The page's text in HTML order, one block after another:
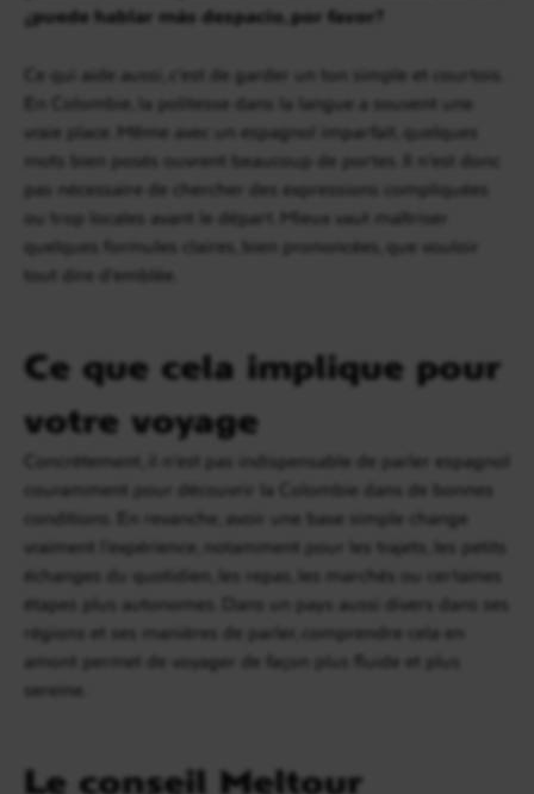
¿puede hablar más despacio, por favor?
Ce qui aide aussi, c’est de garder un ton simple et courtois.
En Colombie, la politesse dans la langue a souvent une
vraie place. Même avec un espagnol imparfait, quelques
mots bien posés ouvrent beaucoup de portes. Il n’est donc
pas nécessaire de chercher des expressions compliquées
ou trop locales avant le départ. Mieux vaut maîtriser
quelques formules claires, bien prononcées, que vouloir
tout dire d’emblée.
Ce que cela implique pour
votre voyage
Concrètement, il n’est pas indispensable de parler espagnol
couramment pour découvrir la Colombie dans de bonnes
conditions. En revanche, avoir une base simple change
vraiment l’expérience, notamment pour les trajets, les petits
échanges du quotidien, les repas, les marchés ou certaines
étapes plus autonomes. Dans un pays aussi divers dans ses
régions et ses manières de parler, comprendre cela en
amont permet de voyager de façon plus fluide et plus
sereine.
Le conseil Meltour